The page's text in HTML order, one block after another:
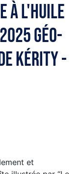
à l'huile
Géo-
kérity -
et